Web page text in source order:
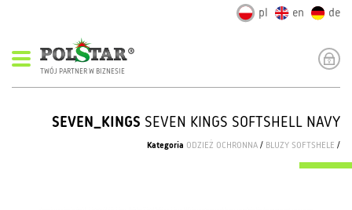
pl en de
TWÓJ PARTNER W BIZNESIE
SEVEN_KINGS SEVEN KINGS SOFTSHELL NAVY
Kategoria ODZIEŻ OCHRONNA / BLUZY SOFTSHELE /